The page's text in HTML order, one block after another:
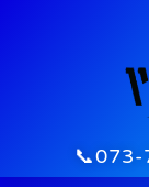
073-